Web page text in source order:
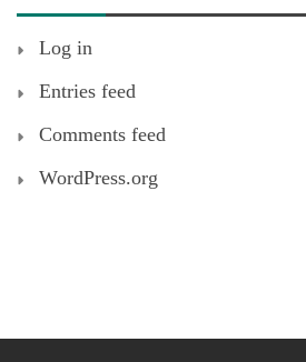
Log in
Entries feed
Comments feed
WordPress.org